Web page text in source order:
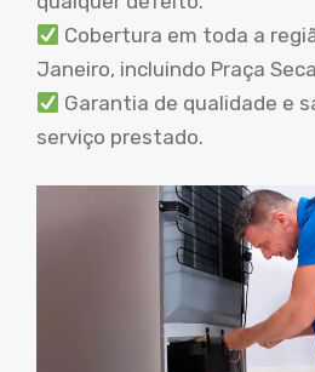
Cobertura em toda a
Janeiro, incluindo Praça
Garantia de qualidade e
serviço prestado.